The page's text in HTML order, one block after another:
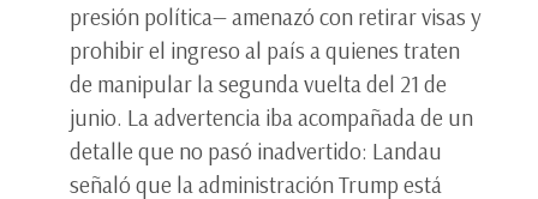
presión política— amenazó con retirar visas y
prohibir el ingreso al país a quienes traten
de manipular la segunda vuelta del 21 de
junio. La advertencia iba acompañada de un
detalle que no pasó inadvertido: Landau
señaló que la administración Trump está